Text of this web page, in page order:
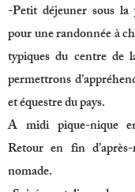
-Petit déjeuner sous
pour une randonnée à
typiques du centre de
permettrons
et équestre du pays.
A midi pique-nique
Retour en fin
nomade.